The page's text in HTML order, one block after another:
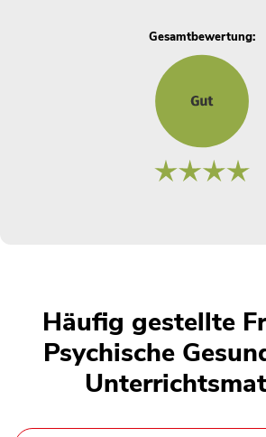
Gesamtbewertung:
Häufig gestellte
Psychische